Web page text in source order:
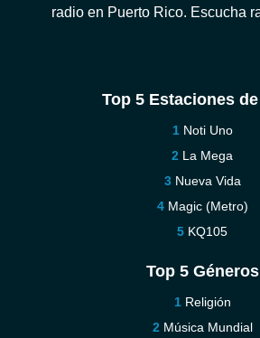
radio en Puerto Rico. Escucha
Top 5 Estaciones
Noti Uno
La Mega
Nueva Vida
Magic (Metro)
KQ105
Top 5 Géneros
Religión
Música Mundial